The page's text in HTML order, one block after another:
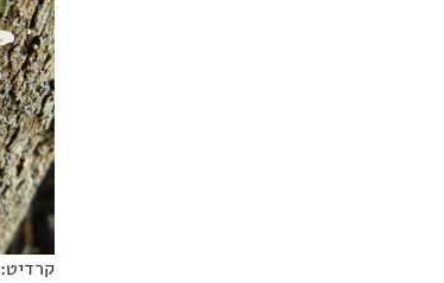
קרדיט: Olga Godorova